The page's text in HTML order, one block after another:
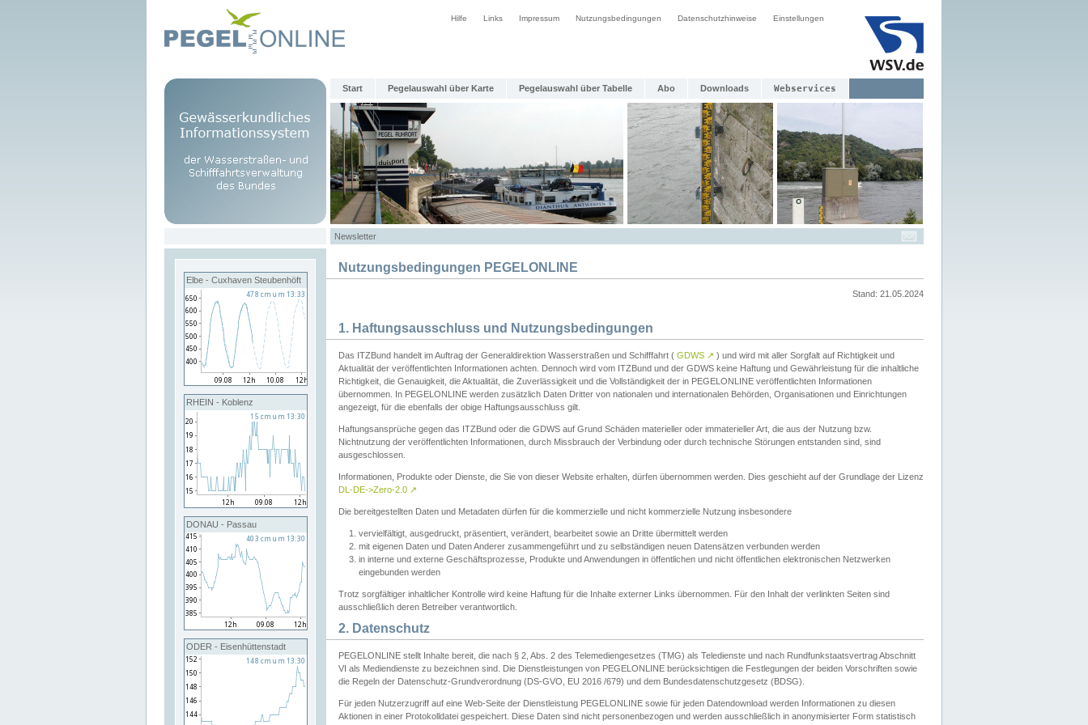
Hilfe Links Impressum Nutzungsbedingungen Datenschutzhinweise Einstellungen
Start Pegelauswahl über Karte Pegelauswahl über Tabelle Abo Downloads Webservices
Newsletter
Elbe - Cuxhaven Steubenhöft
RHEIN - Koblenz
DONAU - Passau
ODER - Eisenhüttenstadt
Nutzungsbedingungen PEGELONLINE
Stand: 21.05.2024
1. Haftungsausschluss und Nutzungsbedingungen
Das ITZBund handelt im Auftrag der Generaldirektion Wasserstraßen und Schifffahrt ( GDWS ↗ ) und wird mit aller Sorgfalt auf Richtigkeit und
Aktualität der veröffentlichten Informationen achten. Dennoch wird vom ITZBund und der GDWS keine Haftung und Gewährleistung für die inhaltliche
Richtigkeit, die Genauigkeit, die Aktualität, die Zuverlässigkeit und die Vollständigkeit der in PEGELONLINE veröffentlichten Informationen
übernommen. In PEGELONLINE werden zusätzlich Daten Dritter von nationalen und internationalen Behörden, Organisationen und Einrichtungen
angezeigt, für die ebenfalls der obige Haftungsausschluss gilt.
Haftungsansprüche gegen das ITZBund oder die GDWS auf Grund Schäden materieller oder immaterieller Art, die aus der Nutzung bzw.
Nichtnutzung der veröffentlichten Informationen, durch Missbrauch der Verbindung oder durch technische Störungen entstanden sind, sind
ausgeschlossen.
Informationen, Produkte oder Dienste, die Sie von dieser Website erhalten, dürfen übernommen werden. Dies geschieht auf der Grundlage der Lizenz
DL-DE->Zero-2.0 ↗
Die bereitgestellten Daten und Metadaten dürfen für die kommerzielle und nicht kommerzielle Nutzung insbesondere
vervielfältigt, ausgedruckt, präsentiert, verändert, bearbeitet sowie an Dritte übermittelt werden
mit eigenen Daten und Daten Anderer zusammengeführt und zu selbständigen neuen Datensätzen verbunden werden
in interne und externe Geschäftsprozesse, Produkte und Anwendungen in öffentlichen und nicht öffentlichen elektronischen Netzwerken
eingebunden werden
Trotz sorgfältiger inhaltlicher Kontrolle wird keine Haftung für die Inhalte externer Links übernommen. Für den Inhalt der verlinkten Seiten sind
ausschließlich deren Betreiber verantwortlich.
2. Datenschutz
PEGELONLINE stellt Inhalte bereit, die nach § 2, Abs. 2 des Telemediengesetzes (TMG) als Teledienste und nach Rundfunkstaatsvertrag Abschnitt
VI als Mediendienste zu bezeichnen sind. Die Dienstleistungen von PEGELONLINE berücksichtigen die Festlegungen der beiden Vorschriften sowie
die Regeln der Datenschutz-Grundverordnung (DS-GVO, EU 2016 /679) und dem Bundesdatenschutzgesetz (BDSG).
Für jeden Nutzerzugriff auf eine Web-Seite der Dienstleistung PEGELONLINE sowie für jeden Datendownload werden Informationen zu diesen
Aktionen in einer Protokolldatei gespeichert. Diese Daten sind nicht personenbezogen und werden ausschließlich in anonymisierter Form statistisch